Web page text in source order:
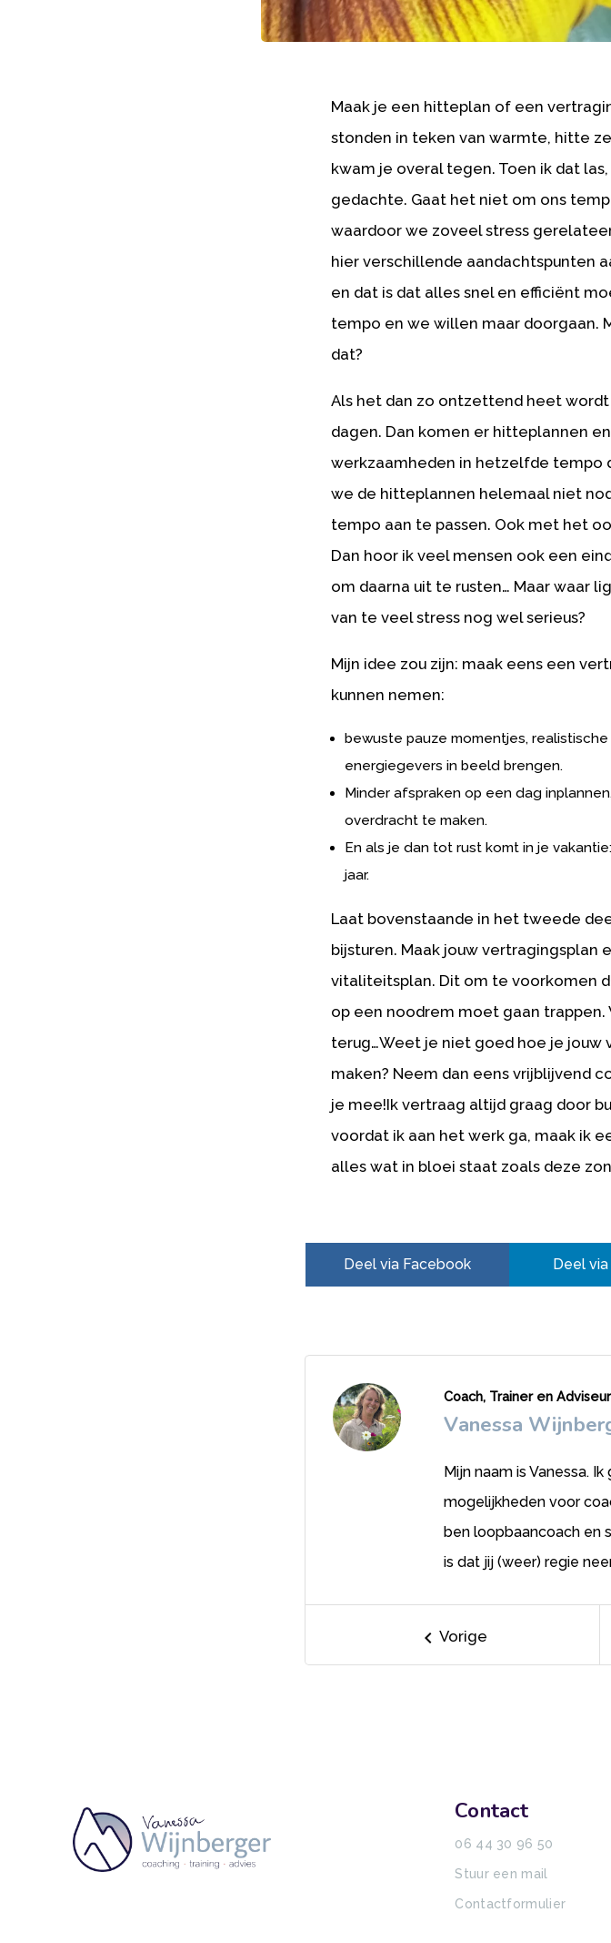
Maak je een hitteplan of een
stonden in teken van warmte, hitte
kwam je overal tegen. Toen ik dat
gedachte. Gaat het niet om ons
waardoor we zoveel stress
hier verschillende aandachtspunten
en dat is dat alles snel en efficiënt
tempo en we willen maar doorgaan.
dat?
Als het dan zo ontzettend heet
dagen. Dan komen er hitteplannen
werkzaamheden in hetzelfde tempo
we de hitteplannen helemaal niet
tempo aan te passen. Ook met het
Dan hoor ik veel mensen ook een
om daarna uit te rusten… Maar waar
van te veel stress nog wel serieus?
Mijn idee zou zijn: maak eens een
kunnen nemen:
bewuste pauze momentjes,
energiegevers in beeld brengen.
Minder afspraken op een dag
overdracht te maken.
En als je dan tot rust komt in je
jaar.
Laat bovenstaande in het tweede
bijsturen. Maak jouw vertragingsplan
vitaliteitsplan. Dit om te voorkomen
op een noodrem moet gaan
terug…Weet je niet goed hoe je
maken? Neem dan eens vrijblijvend
je mee!Ik vertraag altijd graag door
voordat ik aan het werk ga, maak ik
alles wat in bloei staat zoals deze
Deel via Facebook Deel
Coach, Trainer en Adviseur
Vanessa
Mijn naam is Vanessa.
mogelijkheden voor
ben loopbaancoach en
is dat jij (weer) regie
keyboard_arrow_left Vorige
Contact
06 44 30 96 50
Stuur een mail
Contactformulier